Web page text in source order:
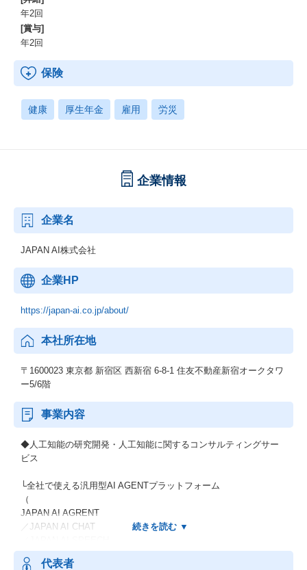
年2回
[賞与]
年2回
保険
健康 厚生年金 雇用 労災
企業情報
企業名
JAPAN AI株式会社
企業HP
https://japan-ai.co.jp/about/
本社所在地
〒1600023 東京都 新宿区 西新宿 6-8-1 住友不動産新宿オークタワ
ー5/6階
事業内容
◆人工知能の研究開発・人工知能に関するコンサルティングサー
ビス
└全社で使える汎用型AI AGENTプラットフォーム
（
JAPAN AI AGRENT
／JAPAN AI CHAT
）
代表者